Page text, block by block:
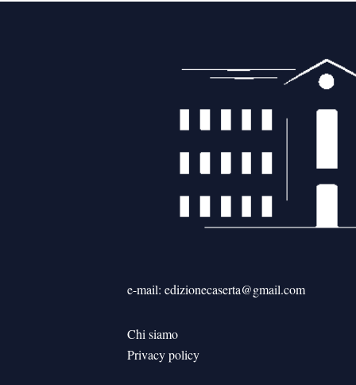
e-mail: edizionecaserta@gmail.com
Chi siamo
Privacy policy